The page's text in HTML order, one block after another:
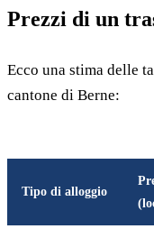
Prezzi di un
Ecco una stima delle
cantone di Berne:
Tipo di alloggio